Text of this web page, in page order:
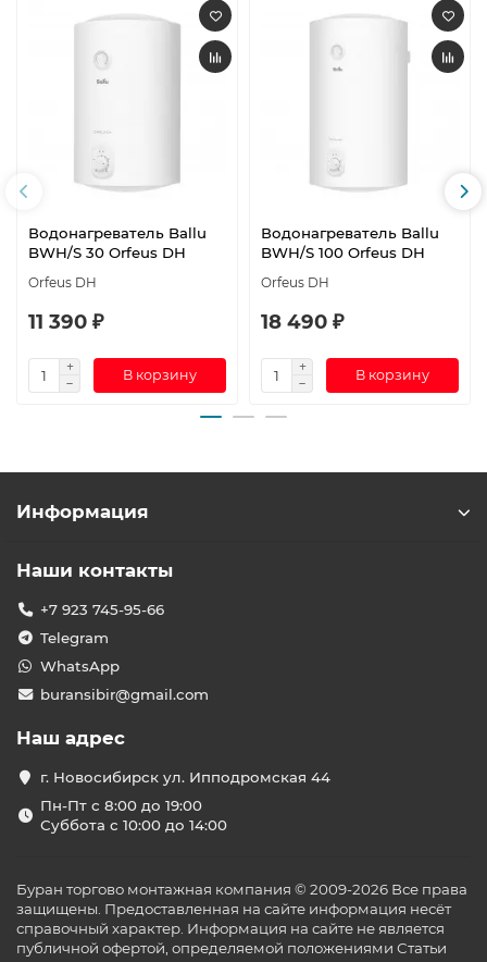
Водонагреватель Ballu
BWH/S 30 Orfeus DH
Orfeus DH
11 390 ₽
В корзину
Водонагреватель Ballu
BWH/S 100 Orfeus DH
Orfeus DH
18 490 ₽
В корзину
Информация
Наши контакты
+7 923 745-95-66
Telegram
WhatsApp
buransibir@gmail.com
Наш адрес
г. Новосибирск ул. Ипподромская 44
Пн-Пт с 8:00 до 19:00
Суббота с 10:00 до 14:00
Буран торгово монтажная компания © 2009-2026 Все права
защищены. Предоставленная на сайте информация несёт
справочный характер. Информация на сайте не является
публичной офертой, определяемой положениями Статьи